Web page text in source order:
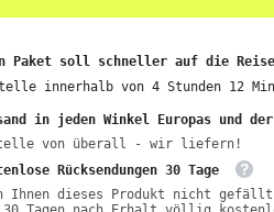
Paket soll schneller auf die
innerhalb von 4Stunden 12
in jeden Winkel Europas und
von überall - wir liefern!
Rücksendungen 30 Tage
Ihnen dieses Produkt nicht